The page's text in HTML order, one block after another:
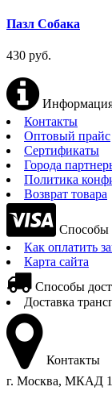
Пазл Собака
430 руб.
Контакты
Оптовый прайс
Сертификаты
Города
Политика
Возврат товара
Способы
Как оплатить
Карта сайта
Способы
Доставка
Контакты
г. Москва, МКАД